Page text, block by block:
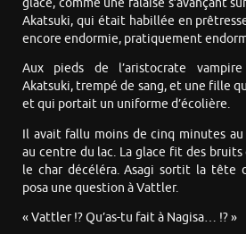
Akatsuki, qui était habillée en
encore endormie, pratiquement
Aux pieds de l’aristocrate
Akatsuki, trempé de sang, et une fille
et qui portait un uniforme d’écolière.
Il avait fallu moins de cinq minutes
au centre du lac. La glace fit des
le char décéléra. Asagi sortit la tête
posa une question à Vattler.
« Vattler !? Qu’as-tu fait à Nagisa… !? »